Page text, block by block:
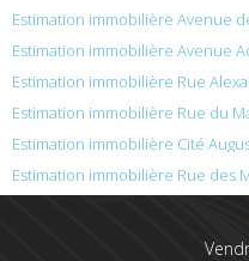
Estimation immobilière Avenue
Estimation immobilière Avenue
Estimation immobilière Rue
Estimation immobilière Rue du
Estimation immobilière Cité
Estimation immobilière Rue des